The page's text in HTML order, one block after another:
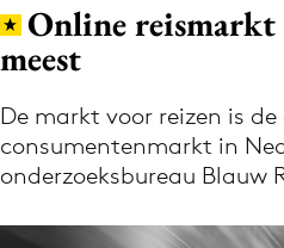
Volg het laatste
Online
meest
De markt voor reizen is
consumentenmarkt in
onderzoeksbureau Blauw